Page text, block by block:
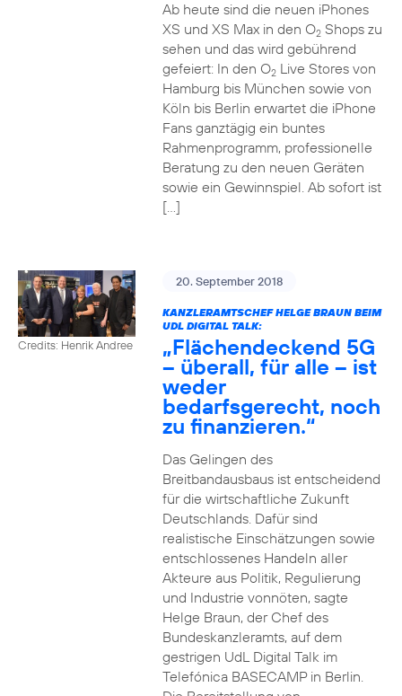
Ab heute sind die neuen iPhones
XS und XS Max in den O2Shops zu
sehen und das wird gebührend
gefeiert: In den O2Live Stores von
Hamburg bis München sowie von
Köln bis Berlin erwartet die iPhone
Fans ganztägig ein buntes
Rahmenprogramm, professionelle
Beratung zu den neuen Geräten
sowie ein Gewinnspiel. Ab sofort ist
[…]
Credits: Henrik Andree
20. September 2018
KANZLERAMTSCHEF HELGE BRAUN BEIM
UDL DIGITAL TALK:
„Flächendeckend 5G
– überall, für alle – ist
weder
bedarfsgerecht, noch
zu finanzieren.“
Das Gelingen des
Breitbandausbaus ist entscheidend
für die wirtschaftliche Zukunft
Deutschlands. Dafür sind
realistische Einschätzungen sowie
entschlossenes Handeln aller
Akteure aus Politik, Regulierung
und Industrie vonnöten, sagte
Helge Braun, der Chef des
Bundeskanzleramts, auf dem
gestrigen UdL Digital Talk im
Telefónica BASECAMP in Berlin.